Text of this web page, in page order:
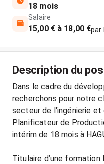
18 mois
Salaire
15,00 € à 18,00 €par
Description du
Dans le cadre du
recherchons pour notre
secteur de l'ingénierie et
Planificateur de
intérim de 18 mois à
Titulaire d’une